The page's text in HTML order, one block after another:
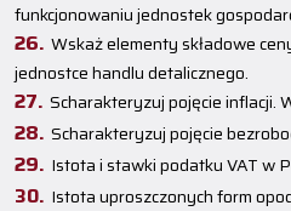
funkcjonowaniu jednostek
Wskaż elementy składowe
jednostce handlu detalicznego.
Scharakteryzuj pojęcie inflacji.
Scharakteryzuj pojęcie
Istota i stawki podatku VAT w
Istota uproszczonych form